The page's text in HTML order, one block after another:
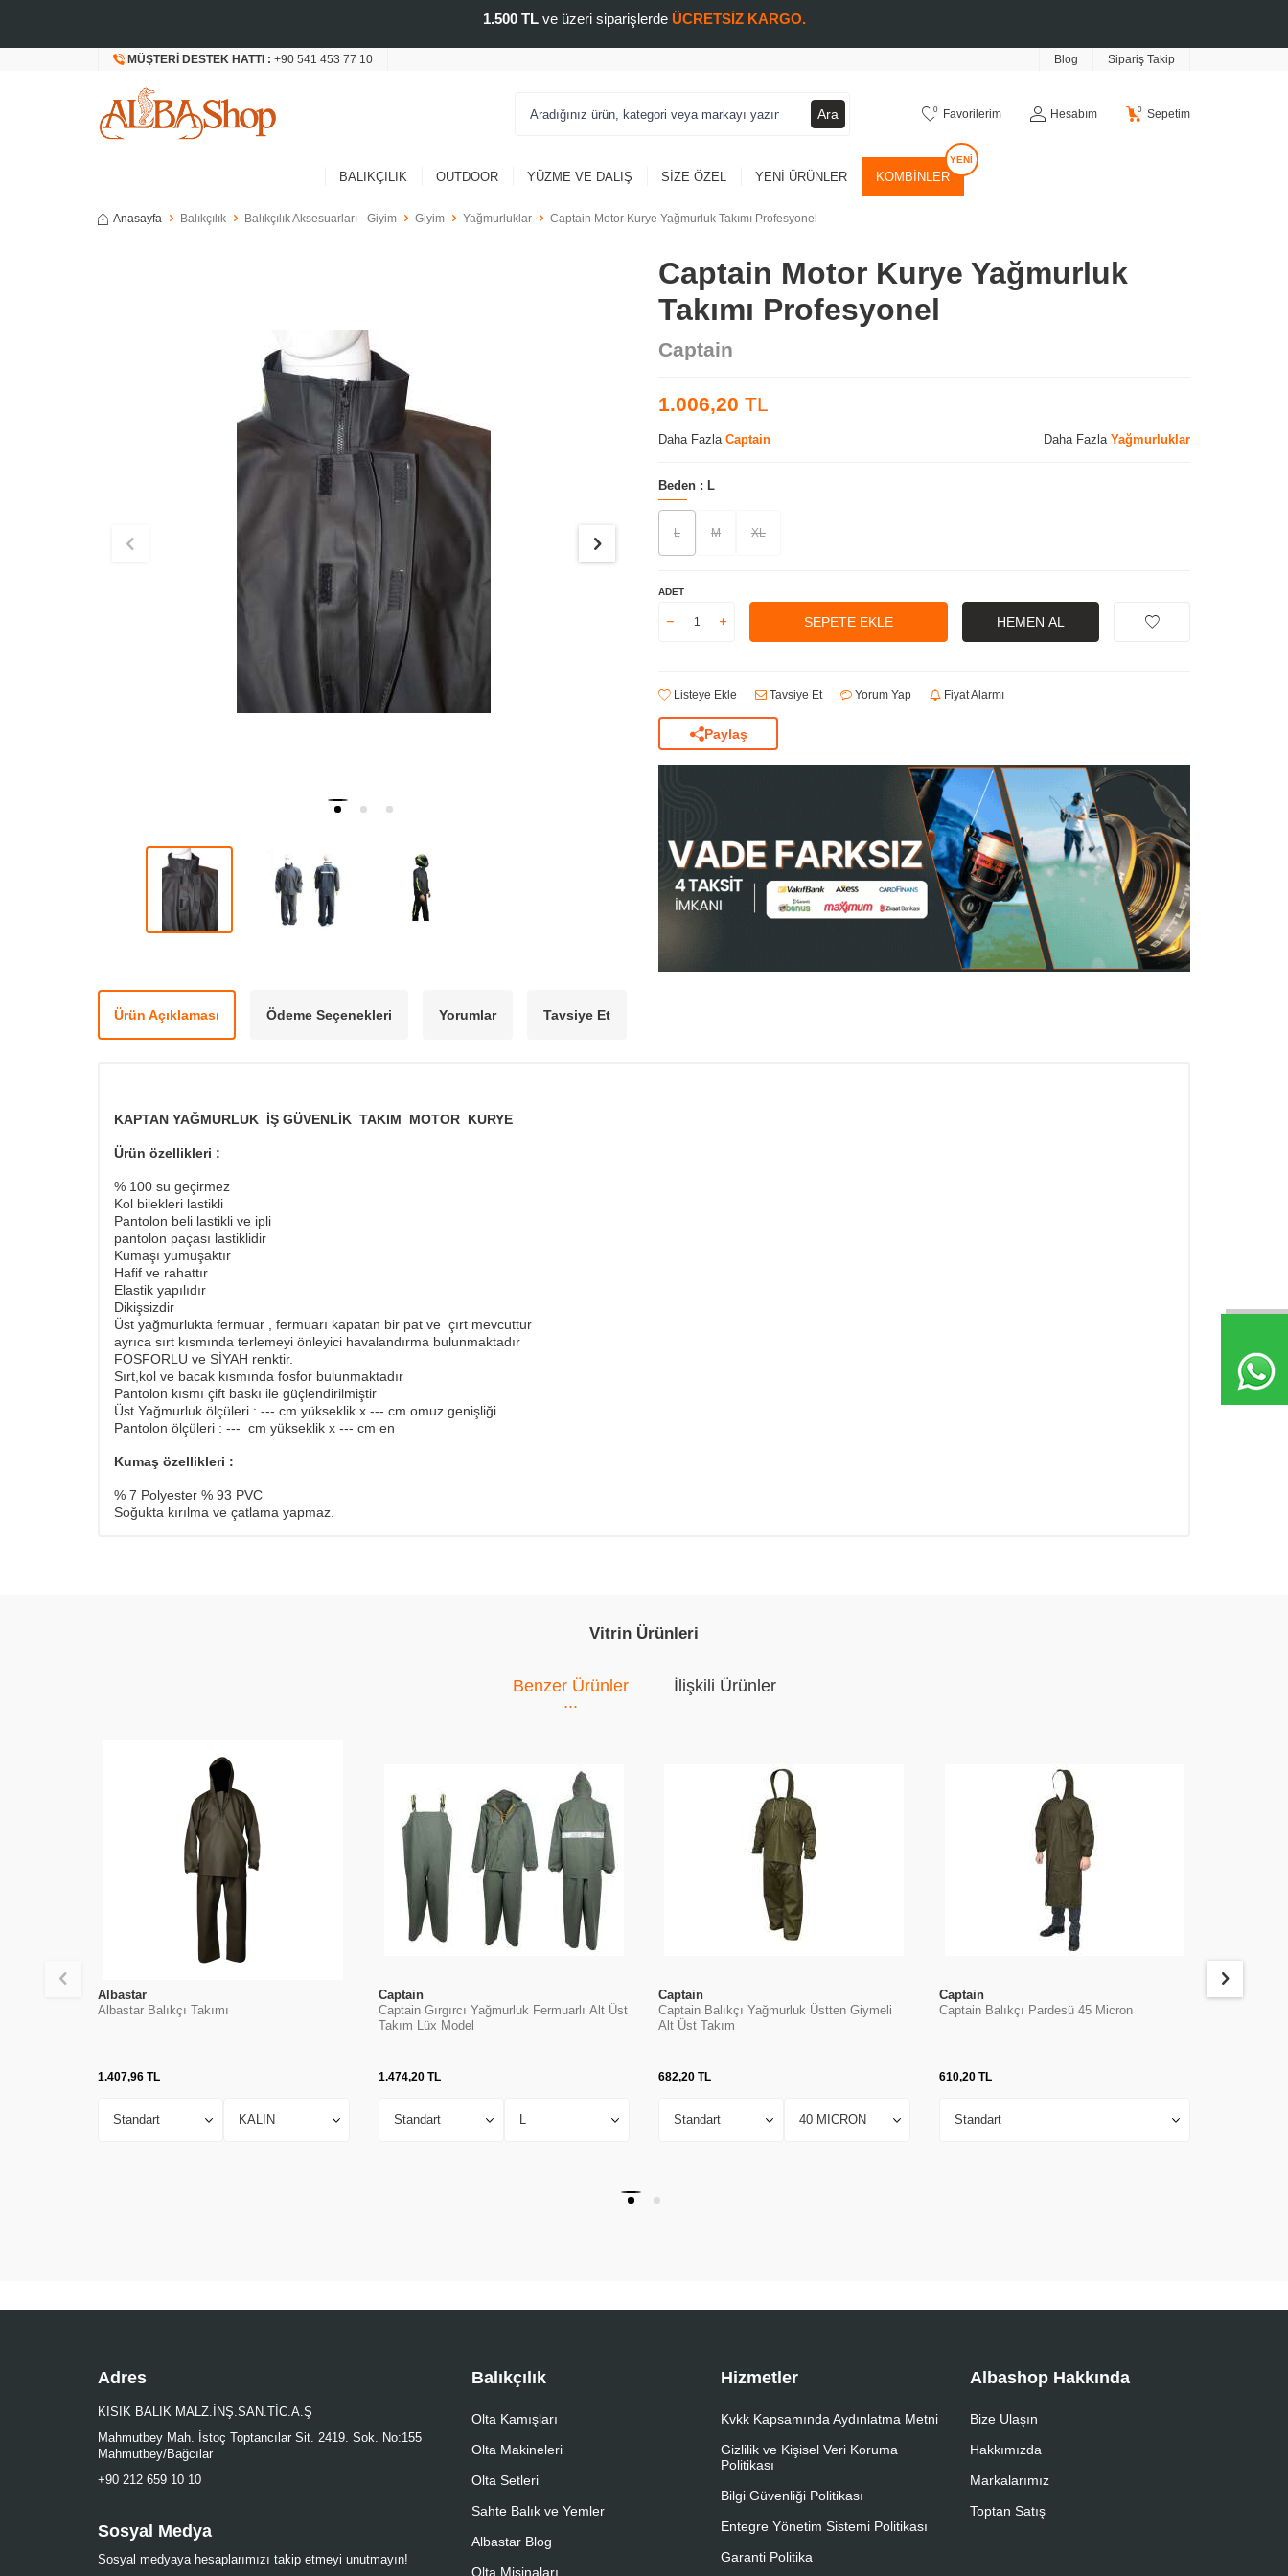
1.500 TLve üzeri siparişlerde ÜCRETSİZ KARGO.
MÜŞTERI DESTEK HATTI : +90 541 453 77 10 Blog Sipariş Takip
Ara 0 Favorilerim Hesabım 0 Sepetim
BALIKÇILIK OUTDOOR YÜZME VE DALIŞ SIZE ÖZEL YENI ÜRÜNLER KOMBINLER
Anasayfa Balıkçılık Balıkçılık Aksesuarları - Giyim Giyim Yağmurluklar Captain Motor Kurye Yağmurluk Takımı Profesyonel
Captain Motor Kurye Yağmurluk
Takımı Profesyonel
Captain
1.006,20 TL
Daha Fazla Captain Daha Fazla Yağmurluklar
Beden : L
L M XL
ADET
SEPETE EKLE HEMEN AL
Listeye Ekle Tavsiye Et Yorum Yap Fiyat Alarmı
Paylaş
Ürün Açıklaması Ödeme Seçenekleri Yorumlar Tavsiye Et
KAPTAN YAĞMURLUK İŞ GÜVENLİK TAKIM MOTOR KURYE
Ürün özellikleri :
% 100 su geçirmez
Kol bilekleri lastikli
Pantolon beli lastikli ve ipli
pantolon paçası lastiklidir
Kumaşı yumuşaktır
Hafif ve rahattır
Elastik yapılıdır
Dikişsizdir
Üst yağmurlukta fermuar , fermuarı kapatan bir pat ve çırt mevcuttur
ayrıca sırt kısmında terlemeyi önleyici havalandırma bulunmaktadır
FOSFORLU ve SİYAH renktir.
Sırt,kol ve bacak kısmında fosfor bulunmaktadır
Pantolon kısmı çift baskı ile güçlendirilmiştir
Üst Yağmurluk ölçüleri : --- cm yükseklik x --- cm omuz genişliği
Pantolon ölçüleri : --- cm yükseklik x --- cm en
Kumaş özellikleri :
% 7 Polyester % 93 PVC
Soğukta kırılma ve çatlama yapmaz.
Vitrin Ürünleri
Benzer Ürünler İlişkili Ürünler
Albastar
Albastar Balıkçı Takımı
1.407,96 TL
Captain
Captain Gırgırcı Yağmurluk Fermuarlı Alt Üst
Takım Lüx Model
1.474,20TL
Captain
Captain Balıkçı Yağmurluk Üstten Giymeli
Alt Üst Takım
682,20 TL
Captain
Captain Balıkçı Pardesü 45 Micron
610,20TL
Captain
Adres
KISIK BALIK MALZ.İNŞ.SAN.TİC.A.Ş
Mahmutbey Mah. İstoç Toptancılar Sit. 2419. Sok. No:155
Mahmutbey/Bağcılar
+90 212 659 10 10
Sosyal Medya
Sosyal medyaya hesaplarımızı takip etmeyi unutmayın!
Balıkçılık
Olta Kamışları
Olta Makineleri
Olta Setleri
Sahte Balık ve Yemler
Albastar Blog
Olta Misinaları
Hizmetler
Kvkk Kapsamında Aydınlatma Metni
Gizlilik ve Kişisel Veri Koruma
Politikası
Bilgi Güvenliği Politikası
Entegre Yönetim Sistemi Politikası
Garanti Politika
Albashop Hakkında
Bize Ulaşın
Hakkımızda
Markalarımız
Toptan Satış